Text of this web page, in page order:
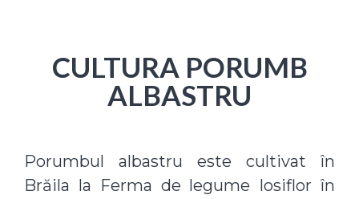
CULTURA PORUMB
ALBASTRU
Porumbul albastru este cultivat în
Brăila la Ferma de legume Iosiflor în